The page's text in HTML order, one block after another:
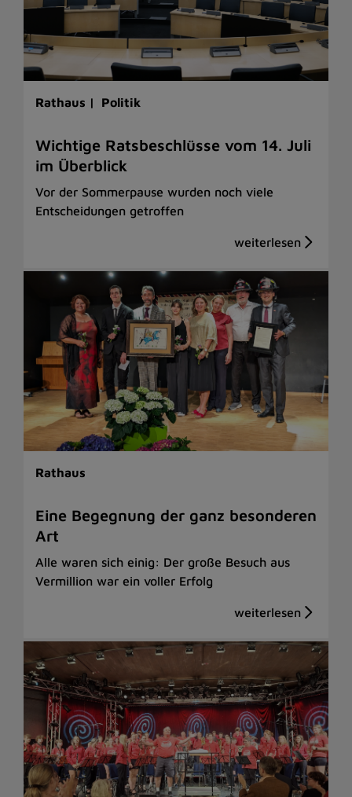
Rathaus | Politik
Wichtige Ratsbeschlüsse vom 14. Juli
im Überblick
Vor der Sommerpause wurden noch viele
Entscheidungen getroffen
Rathaus
Eine Begegnung der ganz besonderen
Art
Alle waren sich einig: Der große Besuch aus
Vermillion war ein voller Erfolg